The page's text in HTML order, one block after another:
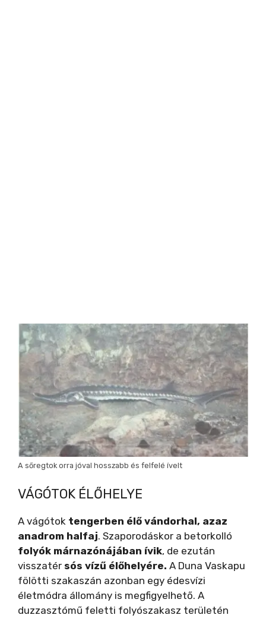
A sőregtok orra jóval hosszabb és felfelé ívelt
VÁGÓTOK ÉLŐHELYE
A vágótok tengerben élő vándorhal, azaz
anadrom halfaj. Szaporodáskor a betorkolló
folyók márnazónájában ívik, de ezután
visszatér sós vízű élőhelyére. A Duna Vaskapu
fölötti szakaszán azonban egy édesvízi
életmódra állomány is megfigyelhető. A
duzzasztómű feletti folyószakasz területén